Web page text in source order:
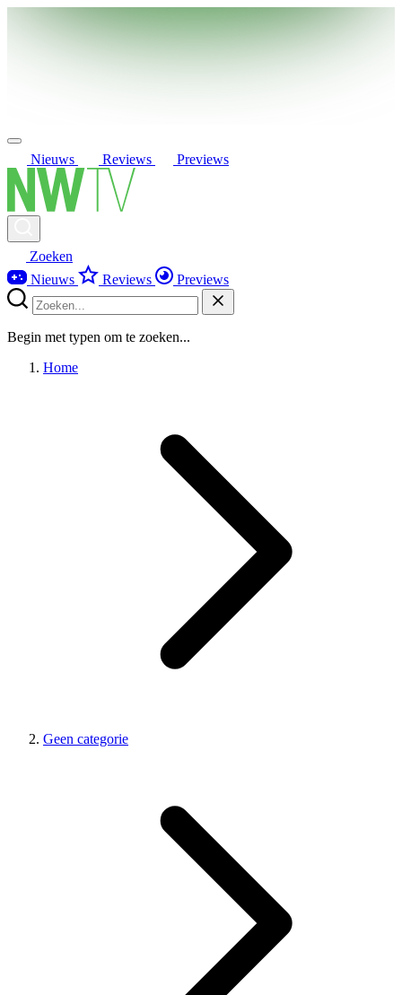
Nieuws Reviews Previews
Zoeken
Nieuws
Reviews Previews
Begin met typen om te zoeken...
Home
Geen categorie